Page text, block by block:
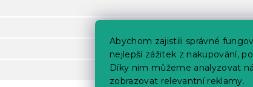
Abychom zajistili správné
nejlepší zážitek z nakupování,
Díky nim můžeme analyzovat
zobrazovat relevantní reklamy.